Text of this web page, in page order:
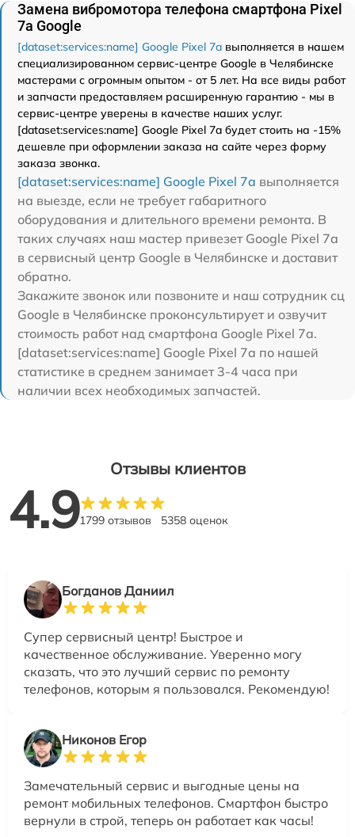
Замена вибромотора телефона смартфона Pixel
7a Google
[dataset:services:name] Google Pixel 7a выполняется в нашем
специализированном сервис-центре Google в Челябинске
мастерами с огромным опытом - от 5 лет. На все виды работ
и запчасти предоставляем расширенную гарантию - мы в
сервис-центре уверены в качестве наших услуг.
[dataset:services:name] Google Pixel 7a будет стоить на -15%
дешевле при оформлении заказа на сайте через форму
заказа звонка.
[dataset:services:name] Google Pixel 7a выполняется
на выезде, если не требует габаритного
оборудования и длительного времени ремонта. В
таких случаях наш мастер привезет Google Pixel 7a
в сервисный центр Google в Челябинске и доставит
обратно.
Закажите звонок или позвоните и наш сотрудник сц
Google в Челябинске проконсультирует и озвучит
стоимость работ над смартфона Google Pixel 7a.
[dataset:services:name] Google Pixel 7a по нашей
статистике в среднем занимает 3-4 часа при
наличии всех необходимых запчастей.
Отзывы клиентов
4.91799 отзывов 5358 оценок
Богданов Даниил
Супер сервисный центр! Быстрое и
качественное обслуживание. Уверенно могу
сказать, что это лучший сервис по ремонту
телефонов, которым я пользовался. Рекомендую!
Никонов Егор
Замечательный сервис и выгодные цены на
ремонт мобильных телефонов. Смартфон быстро
вернули в строй, теперь он работает как часы!